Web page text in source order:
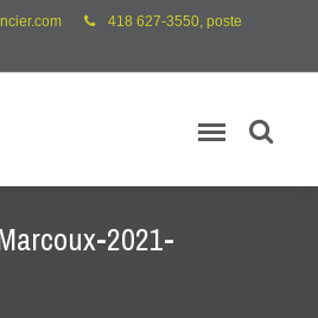
418 627-3550, poste
2021-